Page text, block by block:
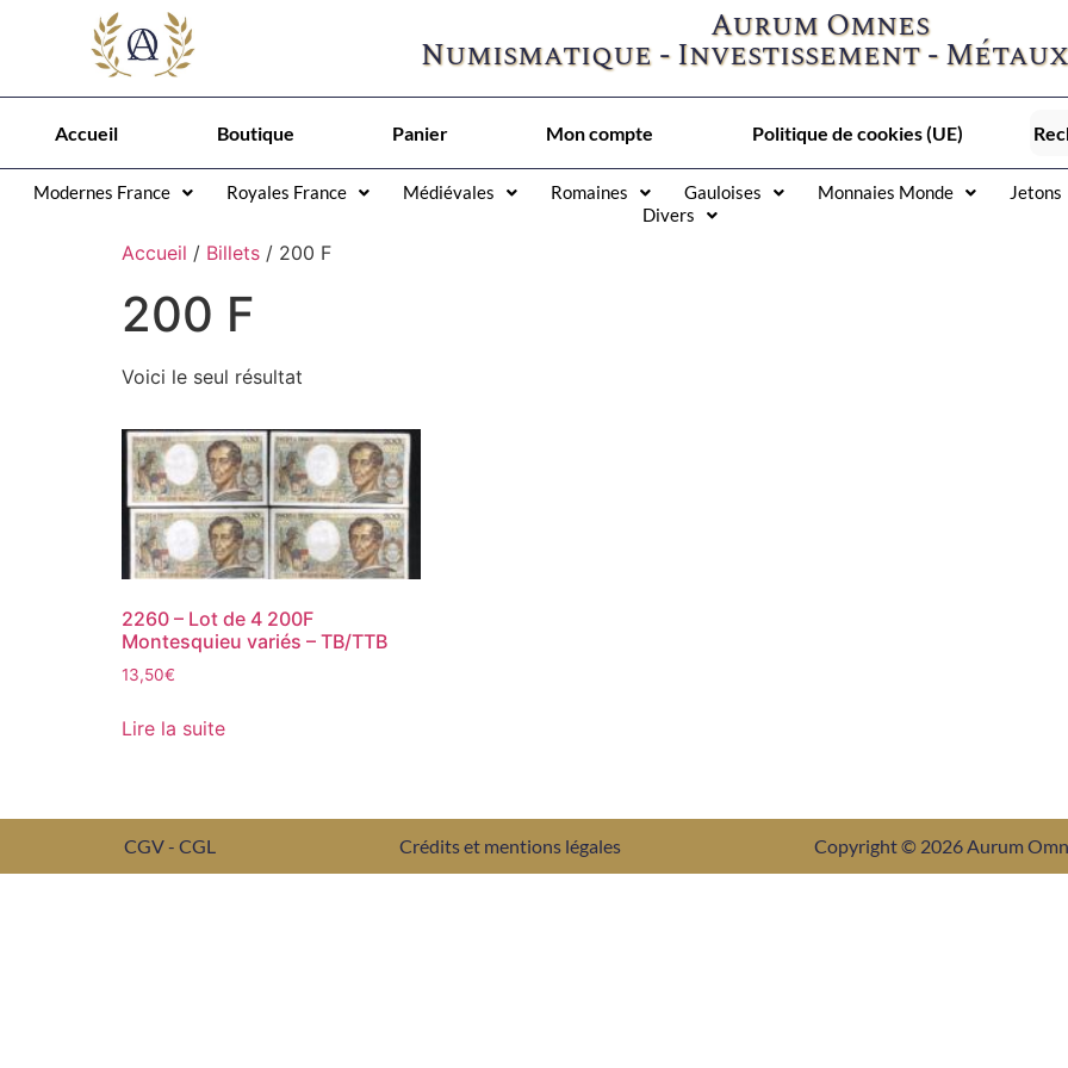
Aurum Omnes
Numismatique - Investissement -
Accueil Boutique Panier Mon compte Politique de cookies (UE)
Modernes France Royales France Médiévales Romaines Gauloises Monnaies Monde
Jetons
Divers
Accueil / Billets / 200 F
200 F
Voici le seul résultat
2260 – Lot de 4 200F
Montesquieu variés – TB/TTB
13,50€
Lire la suite
CGV - CGL Crédits et mentions légales Copyright © 2026 Aurum